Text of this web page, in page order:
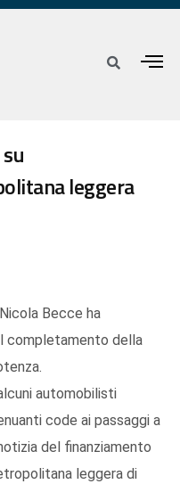
leggera
Becce ha
completamento della
automobilisti
code ai passaggi a
del finanziamento
leggera di